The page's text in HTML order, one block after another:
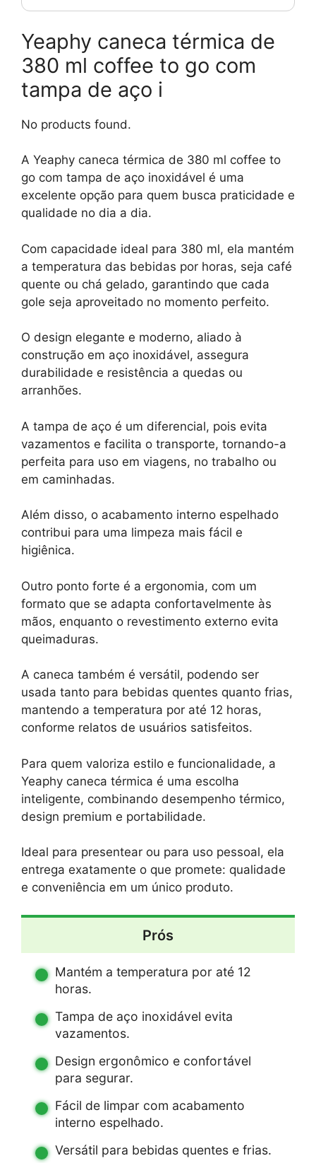
Yeaphy caneca térmica de
380 ml coffee to go com
tampa de aço i
No products found.
A Yeaphy caneca térmica de 380 ml coffee to
go com tampa de aço inoxidável é uma
excelente opção para quem busca praticidade e
qualidade no dia a dia.
Com capacidade ideal para 380 ml, ela mantém
a temperatura das bebidas por horas, seja café
quente ou chá gelado, garantindo que cada
gole seja aproveitado no momento perfeito.
O design elegante e moderno, aliado à
construção em aço inoxidável, assegura
durabilidade e resistência a quedas ou
arranhões.
A tampa de aço é um diferencial, pois evita
vazamentos e facilita o transporte, tornando-a
perfeita para uso em viagens, no trabalho ou
em caminhadas.
Além disso, o acabamento interno espelhado
contribui para uma limpeza mais fácil e
higiênica.
Outro ponto forte é a ergonomia, com um
formato que se adapta confortavelmente às
mãos, enquanto o revestimento externo evita
queimaduras.
A caneca também é versátil, podendo ser
usada tanto para bebidas quentes quanto frias,
mantendo a temperatura por até 12 horas,
conforme relatos de usuários satisfeitos.
Para quem valoriza estilo e funcionalidade, a
Yeaphy caneca térmica é uma escolha
inteligente, combinando desempenho térmico,
design premium e portabilidade.
Ideal para presentear ou para uso pessoal, ela
entrega exatamente o que promete: qualidade
e conveniência em um único produto.
Prós
Mantém a temperatura por até 12
horas.
Tampa de aço inoxidável evita
vazamentos.
Design ergonômico e confortável
para segurar.
Fácil de limpar com acabamento
interno espelhado.
Versátil para bebidas quentes e frias.